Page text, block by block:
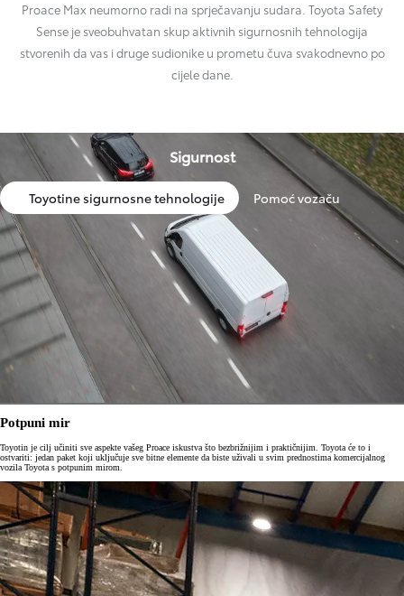
Proace Max neumorno radi na sprječavanju sudara. Toyota Safety
Sense je sveobuhvatan skup aktivnih sigurnosnih tehnologija
stvorenih da vas i druge sudionike u prometu čuva svakodnevno po
cijele dane.
Sigurnost
Toyotine sigurnosne tehnologije Pomoć vozaču
Potpuni mir
Toyotin je cilj učiniti sve aspekte vašeg Proace iskustva što bezbrižnijim i praktičnijim. Toyota će to i
ostvariti: jedan paket koji uključuje sve bitne elemente da biste uživali u svim prednostima komercijalnog
vozila Toyota s potpunim mirom.